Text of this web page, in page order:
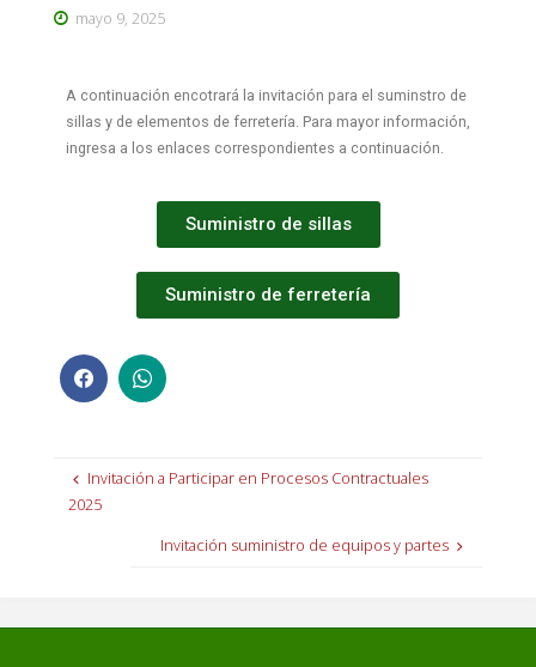
mayo 9, 2025
A continuación encotrará la invitación para el suminstro de
sillas y de elementos de ferretería. Para mayor información,
ingresa a los enlaces correspondientes a continuación.
Suministro de sillas
Suministro de ferretería
Invitación a Participar en Procesos Contractuales
2025
Invitación suministro de equipos y partes